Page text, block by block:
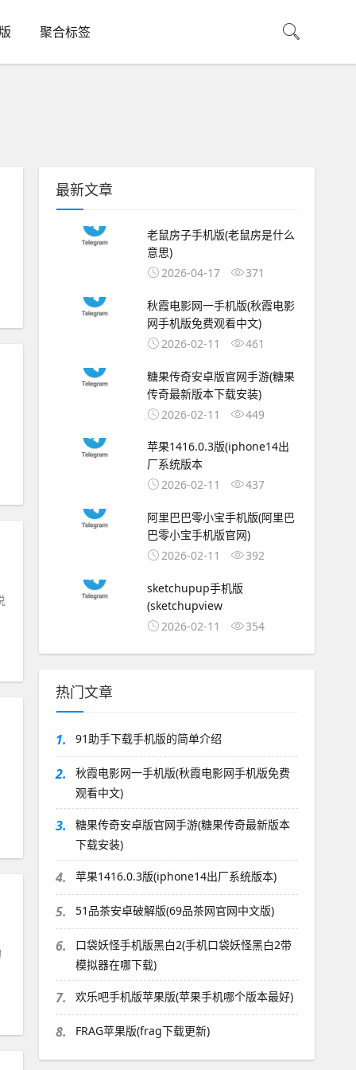
聚合标签
最新文章
老鼠房子手机版(老鼠房是什么
意思)
2026-04-17
371
秋霞电影网一手机版(秋霞电影
网手机版免费观看中文)
2026-02-11
461
糖果传奇安卓版官网手游(糖果
传奇最新版本下载安装)
2026-02-11
449
苹果1416.0.3版(iphone14出
厂系统版本
2026-02-11
437
阿里巴巴零小宝手机版(阿里巴
巴零小宝手机版官网)
2026-02-11
392
sketchupup手机版
(sketchupview
2026-02-11
354
热门文章
1. 91助手下载手机版的简单介绍
2.
秋霞电影网一手机版(秋霞电影网手机版免费
观看中文)
3.
糖果传奇安卓版官网手游(糖果传奇最新版本
下载安装)
4. 苹果1416.0.3版(iphone14出厂系统版本)
5. 51品茶安卓破解版(69品茶网官网中文版)
6.
口袋妖怪手机版黑白2(手机口袋妖怪黑白2带
模拟器在哪下载)
7. 欢乐吧手机版苹果版(苹果手机哪个版本最好)
8. FRAG苹果版(frag下载更新)